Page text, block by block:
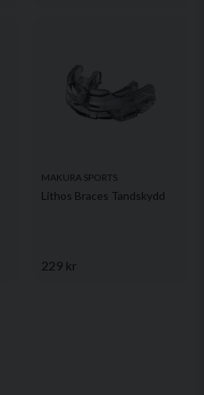
MAKURA SPORTS
Lithos Braces Tandskydd
229 kr